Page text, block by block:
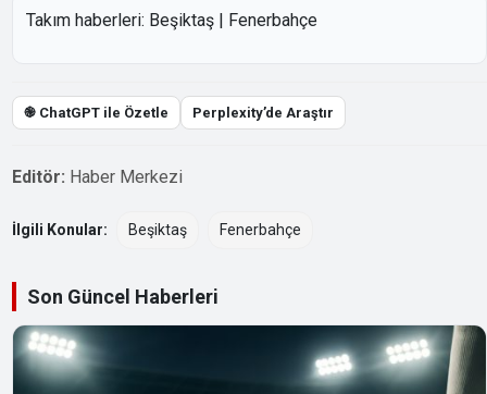
Takım haberleri: Beşiktaş | Fenerbahçe
֎ ChatGPT ile Özetle Perplexity’de Araştır
Editör: Haber Merkezi
İlgili Konular: Beşiktaş Fenerbahçe
Son Güncel Haberleri